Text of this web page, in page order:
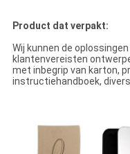
Product dat verpakt:
Wij kunnen de
klantenvereisten
met inbegrip van karton,
instructiehandboek,